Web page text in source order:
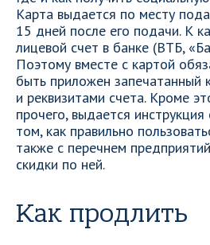
Карта выдается по месту
15 дней после его подачи. К
лицевой счет в банке (ВТБ,
Поэтому вместе с картой
быть приложен запечатанный
и реквизитами счета. Кроме
прочего, выдается
том, как правильно
также с перечнем
скидки по ней.
Как продлить